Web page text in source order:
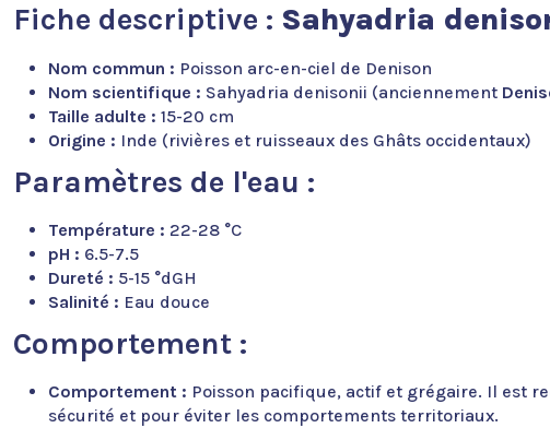
Fiche descriptive : Sahyadria
Nom commun : Poisson arc-en-ciel de Denison
Nom scientifique : Sahyadria denisonii (anciennement
Taille adulte : 15-20 cm
Origine : Inde (rivières et ruisseaux des Ghâts occidentaux)
Paramètres de l'eau :
Température : 22-28 °C
pH : 6.5-7.5
Dureté : 5-15 °dGH
Salinité : Eau douce
Comportement :
Comportement : Poisson pacifique, actif et grégaire. Il est
sécurité et pour éviter les comportements territoriaux.